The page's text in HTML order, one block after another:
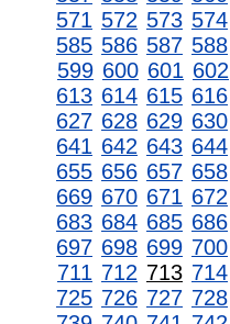
571 572 573 574
585 586 587 588
599 600 601 602
613 614 615 616
627 628 629 630
641 642 643 644
655 656 657 658
669 670 671 672
683 684 685 686
697 698 699 700
711 712 713 714
725 726 727 728